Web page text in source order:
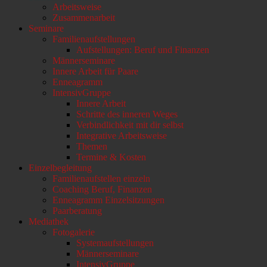
Arbeitsweise
Zusammenarbeit
Seminare
Familienaufstellungen
Aufstellungen: Beruf und Finanzen
Männerseminare
Innere Arbeit für Paare
Enneagramm
IntensivGruppe
Innere Arbeit
Schritte des inneren Weges
Verbindlichkeit mit dir selbst
Integrative Arbeitsweise
Themen
Termine & Kosten
Einzelbegleitung
Familienaufstellen einzeln
Coaching Beruf, Finanzen
Enneagramm Einzelsitzungen
Paarberatung
Mediathek
Fotogalerie
Systemaufstellungen
Männerseminare
IntensivGruppe